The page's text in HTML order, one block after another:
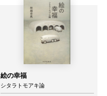
絵の幸福
シタラトモアキ論